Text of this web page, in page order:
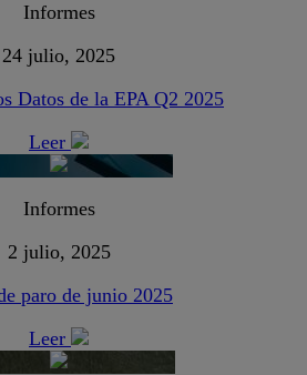
Informes
24 julio, 2025
Datos de la EPA Q2 2025
Leer
Informes
2 julio, 2025
paro de junio 2025
Leer